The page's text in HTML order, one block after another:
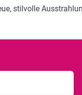
stilvolle